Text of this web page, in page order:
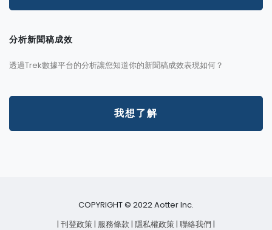
分析新聞稿成效
透過Trek數據平台的分析讓您知道你的新聞稿成效表現如何？
我想了解
COPYRIGHT © 2022 Aotter Inc.
| 刊登政策| 服務條款| 隱私權政策| 聯絡我們 |